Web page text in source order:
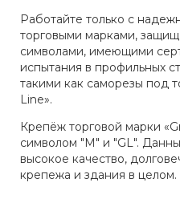
Работайте только с
торговыми марками,
символами, имеющими
испытания в профильных
такими как саморезы под
Line».
Крепёж торговой марки
символом "М" и "GL".
высокое качество,
крепежа и здания в целом.